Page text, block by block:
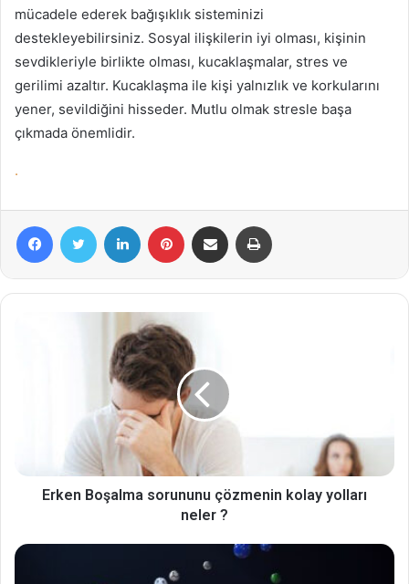
mücadele ederek bağışıklık sisteminizi
destekleyebilirsiniz. Sosyal ilişkilerin iyi olması, kişinin
sevdikleriyle birlikte olması, kucaklaşmalar, stres ve
gerilimi azaltır. Kucaklaşma ile kişi yalnızlık ve korkularını
yener, sevildiğini hisseder. Mutlu olmak stresle başa
çıkmada önemlidir.
.
Erken Boşalma sorununu çözmenin kolay yolları
neler ?